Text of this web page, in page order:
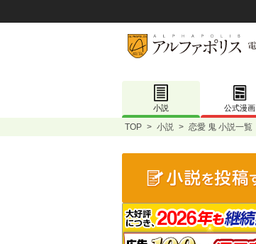
小説 公式漫画
TOP > 小説 > 恋愛 鬼 小説一覧